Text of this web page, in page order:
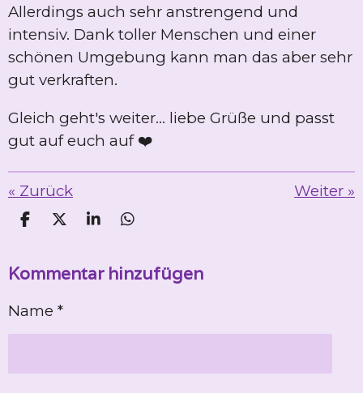
Allerdings auch sehr anstrengend und
intensiv. Dank toller Menschen und einer
schönen Umgebung kann man das aber sehr
gut verkraften.
Gleich geht's weiter... liebe Grüße und passt
gut auf euch auf ❤️
« Zurück Weiter »
T
l
T
l
n
T
l
T
l
Kommentar hinzufügen
Name *